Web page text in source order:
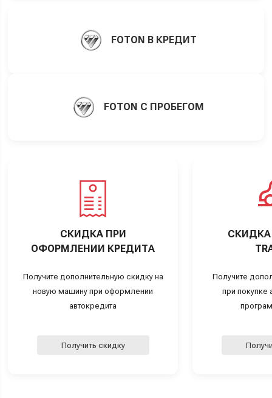
FOTON В КРЕДИТ
FOTON С ПРОБЕГОМ
СКИДКА ПРИ
ОФОРМЛЕНИИ КРЕДИТА
Получите дополнительную скидку на
новую машину при оформлении
автокредита
Получить скидку
СКИДКА
Получите
при покупке